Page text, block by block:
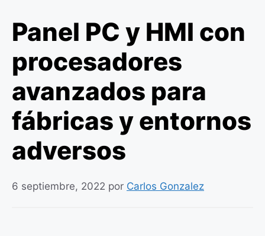
Panel PC y HMI con
procesadores
avanzados para
fábricas y entornos
adversos
6 septiembre, 2022 por Carlos Gonzalez